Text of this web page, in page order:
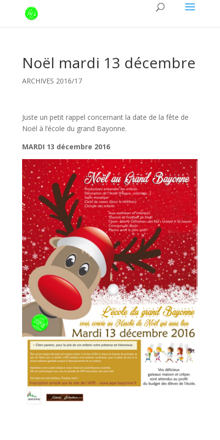
Noël mardi 13 décembre
ARCHIVES 2016/17
Juste un petit rappel concernant la date de la fête de
Noël à l’école du grand Bayonne.
MARDI 13 décembre 2016